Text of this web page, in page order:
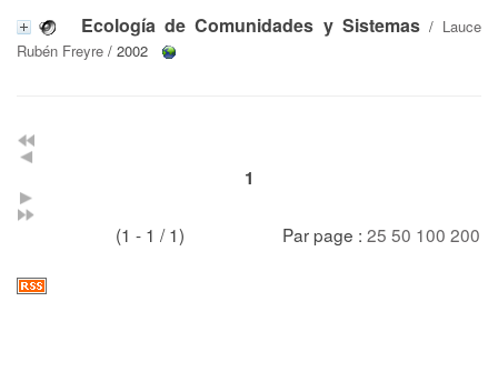
Ecología de Comunidades y Sistemas/ Lauce
Rubén Freyre / 2002
1
(1 - 1 / 1) Par page : 25 50 100 200